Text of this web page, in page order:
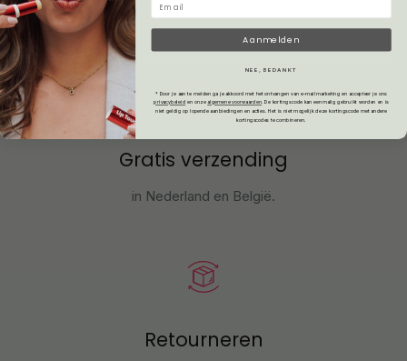
Gratis verzending
in Nederland en België.
Retourneren
Aanmelden
NEE, BEDANKT
* Door je aan te melden ga je akkoord met het ontvangen van e-mailmarketing en accepteer je ons
privacybeleid en onze algemene voorwaarden .De kortingscode kan eenmalig gebruikt worden en is
niet geldig op lopende aanbiedingen en acties. Het is niet mogelijk deze kortingscode met andere
kortingscodes te combineren.